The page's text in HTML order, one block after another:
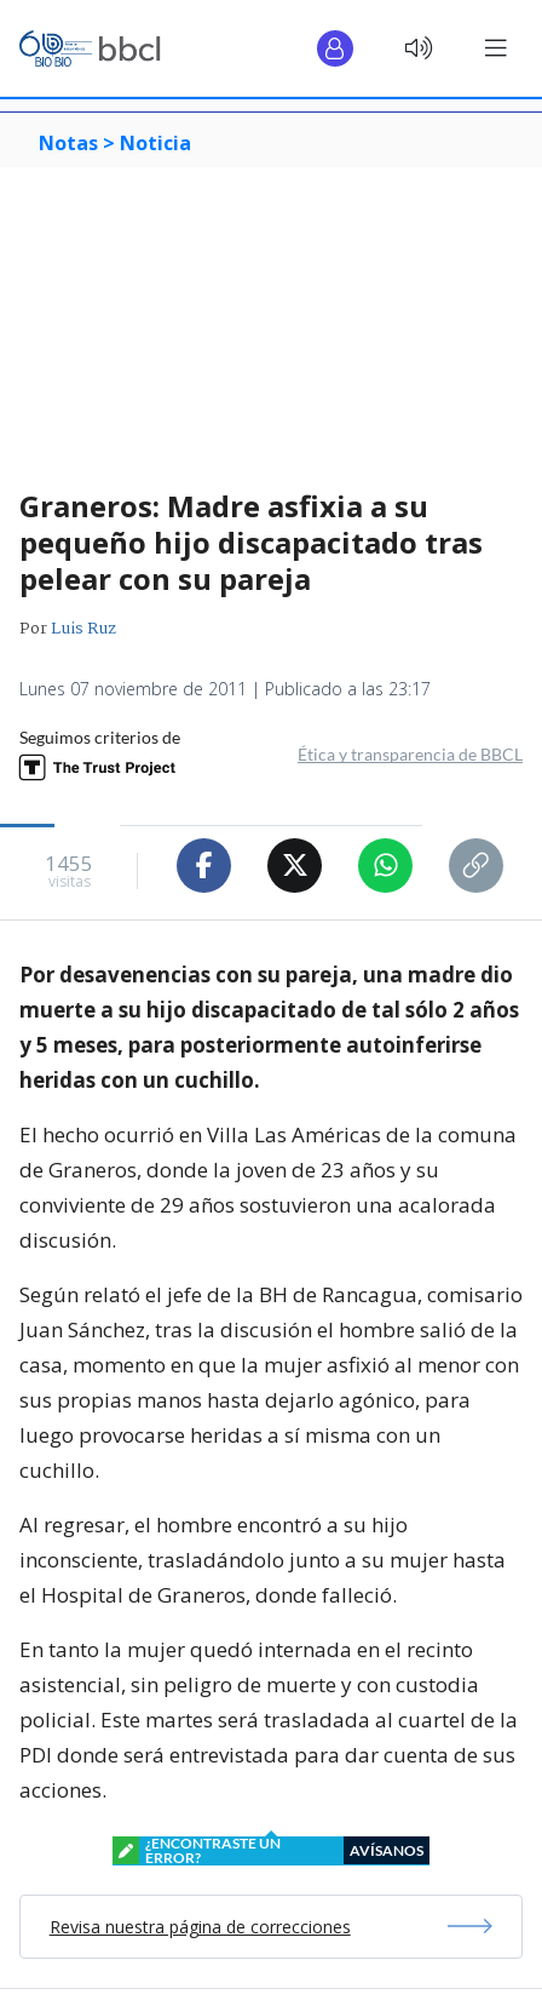
Notas > Noticia
Graneros: Madre asfixia a su
pequeño hijo discapacitado tras
pelear con su pareja
PorLuis Ruz
Lunes 07 noviembre de 2011 | Publicado a las 23:17
Seguimos criterios de
Ética y transparencia de BBCL
1455
visitas
Por desavenencias con su pareja, una madre dio
muerte a su hijo discapacitado de tal sólo 2 años
y 5 meses, para posteriormente autoinferirse
heridas con un cuchillo.
El hecho ocurrió en Villa Las Américas de la comuna
de Graneros, donde la joven de 23 años y su
conviviente de 29 años sostuvieron una acalorada
discusión.
Según relató el jefe de la BH de Rancagua, comisario
Juan Sánchez, tras la discusión el hombre salió de la
casa, momento en que la mujer asfixió al menor con
sus propias manos hasta dejarlo agónico, para
luego provocarse heridas a sí misma con un
cuchillo.
Al regresar, el hombre encontró a su hijo
inconsciente, trasladándolo junto a su mujer hasta
el Hospital de Graneros, donde falleció.
En tanto la mujer quedó internada en el recinto
asistencial, sin peligro de muerte y con custodia
policial. Este martes será trasladada al cuartel de la
PDI donde será entrevistada para dar cuenta de sus
acciones.
¿ENCONTRASTE UN
ERROR?
AVÍSANOS
Revisa nuestra página de correcciones